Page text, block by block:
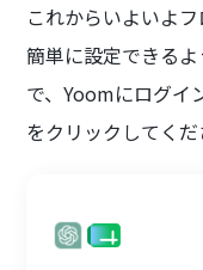
これからいよいよ
簡単に設定できる
で、Yoomにログイ
をクリックしてくだ